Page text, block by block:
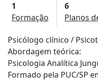
1
Formação
6
Planos
Psicólogo clínico /
Abordagem teórica:
Psicologia Analítica
Formado pela PUC/SP